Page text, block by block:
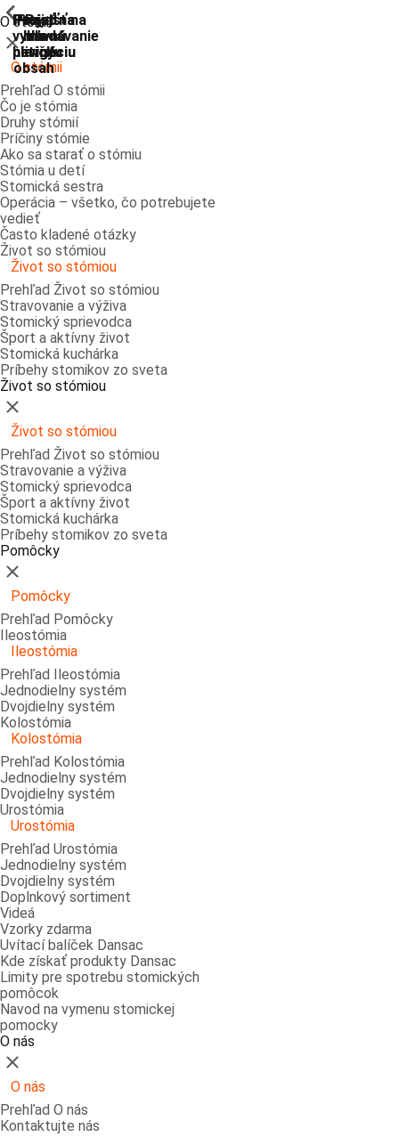
Prejsť na
vyhľadávanie
Prejsť na
hlavnú
navigáciu
Prejsť na
hlavnú
navigáciu
Prejsť
na
hlavný
obsah
Prejsť
na
pätičku
O stómii
ShowPrevious
Zatvoriť
O stómii
Prehľad O stómii
Čo je stómia
Druhy stómií
Príčiny stómie
Ako sa starať o stómiu
Stómia u detí
Stomická sestra
Operácia – všetko, čo potrebujete
vedieť
Často kladené otázky
Život so stómiou
ShowPrevious
Život so stómiou
Prehľad Život so stómiou
Stravovanie a výživa
Stomický sprievodca
Šport a aktívny život
Stomická kuchárka
Príbehy stomikov zo sveta
Život so stómiou
ShowPrevious
Zatvoriť
Život so stómiou
Prehľad Život so stómiou
Stravovanie a výživa
Stomický sprievodca
Šport a aktívny život
Stomická kuchárka
Príbehy stomikov zo sveta
Pomôcky
ShowPrevious
Zatvoriť
Pomôcky
Prehľad Pomôcky
Ileostómia
ShowPrevious
Ileostómia
Prehľad Ileostómia
Jednodielny systém
Dvojdielny systém
Kolostómia
ShowPrevious
Kolostómia
Prehľad Kolostómia
Jednodielny systém
Dvojdielny systém
Urostómia
ShowPrevious
Urostómia
Prehľad Urostómia
Jednodielny systém
Dvojdielny systém
Doplnkový sortiment
Videá
Vzorky zdarma
Uvítací balíček Dansac
Kde získať produkty Dansac
Limity pre spotrebu stomických
pomôcok
Navod na vymenu stomickej
pomocky
O nás
ShowPrevious
Zatvoriť
O nás
Prehľad O nás
Kontaktujte nás